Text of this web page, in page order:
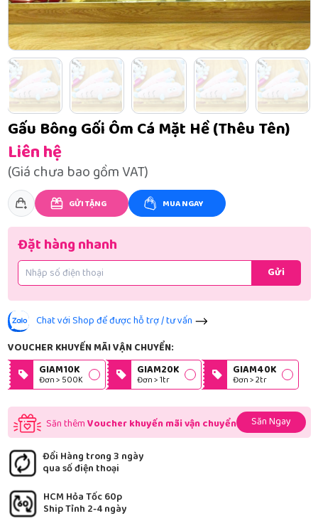
Gấu Bông Gối Ôm Cá Mặt Hề (Thêu Tên)
Liên hệ
(Giá chưa bao gồm VAT)
GỬI TẶNG MUA NGAY
Đặt hàng nhanh
Gửi
Chat với Shop để được hỗ trợ / tư vấn
VOUCHER KHUYẾN MÃI VẬN CHUYỂN:
GIAM10K
Đơn > 500K
GIAM20K
Đơn > 1tr
GIAM40K
Đơn > 2tr
Săn thêmVoucher khuyến mãi vận chuyển Săn Ngay
Đổi Hàng trong 3 ngày
qua số điện thoại
HCM Hỏa Tốc 60p
Ship Tỉnh 2-4 ngày